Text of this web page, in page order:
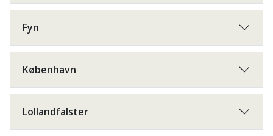
Fyn
København
Lollandfalster